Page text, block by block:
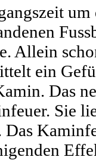
Allein
ein
Das
Sie
Das